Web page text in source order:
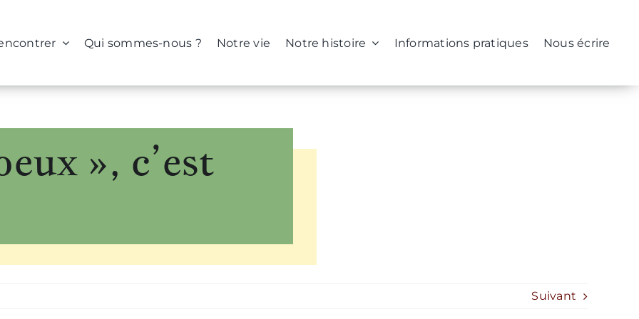
Qui sommes-nous ? Notre vie Notre histoire Informations pratiques Nous écrire
», c’est
Suivant